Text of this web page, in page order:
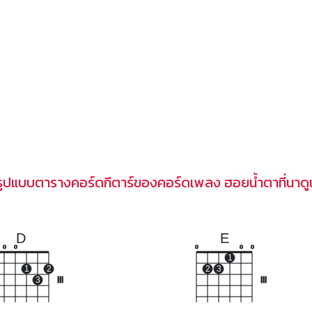
ปแบบตารางคอร์ดกีตาร์ของคอร์ดเพลง ฮอยน้ำตาที่นา
D
o o
1
3
2
E
o
2 3
1
o o